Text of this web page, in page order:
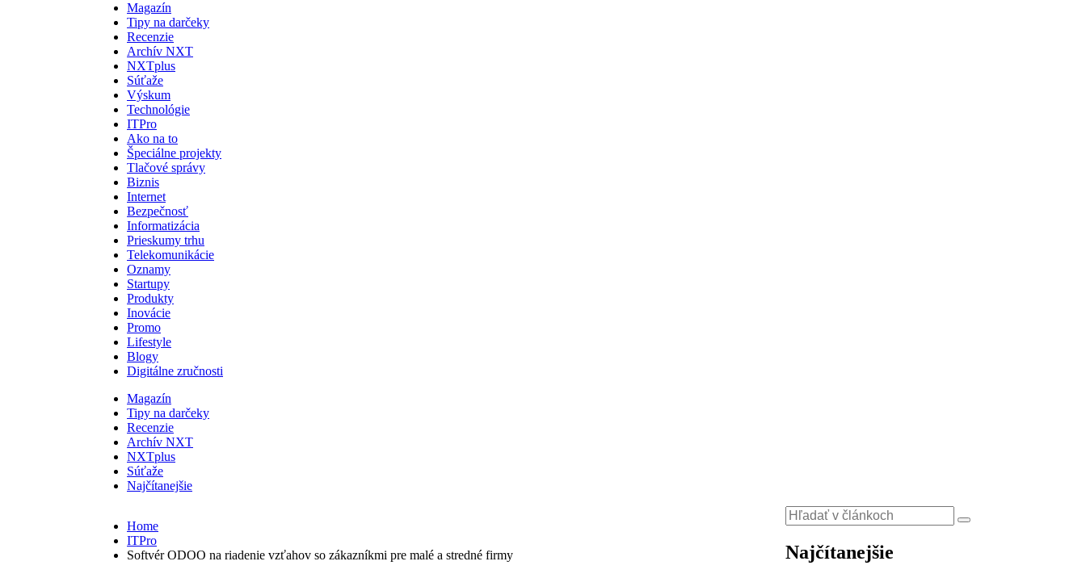
Magazín
Tipy na darčeky
Recenzie
Archív NXT
NXTplus
Súťaže
Výskum
Technológie
ITPro
Ako na to
Špeciálne projekty
Tlačové správy
Biznis
Internet
Bezpečnosť
Informatizácia
Prieskumy trhu
Telekomunikácie
Oznamy
Startupy
Produkty
Inovácie
Promo
Lifestyle
Blogy
Digitálne zručnosti
Magazín
Tipy na darčeky
Recenzie
Archív NXT
NXTplus
Súťaže
Najčítanejšie
Home
ITPro
Softvér ODOO na riadenie vzťahov so zákazníkmi pre malé a stredné firmy
Najčítanejšie